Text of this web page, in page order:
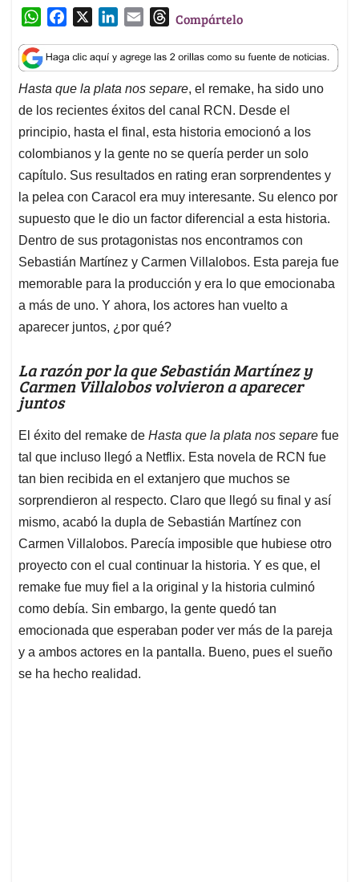
W
a
t
s
A
p
p
c
e
b
o
o
k
n
k
e
d
n
a
i
l
T
r
e
a
d
s
Compártelo
Hasta que la plata nos separe, el remake, ha sido uno
de los recientes éxitos del canal RCN. Desde el
principio, hasta el final, esta historia emocionó a los
colombianos y la gente no se quería perder un solo
capítulo. Sus resultados en rating eran sorprendentes y
la pelea con Caracol era muy interesante. Su elenco por
supuesto que le dio un factor diferencial a esta historia.
Dentro de sus protagonistas nos encontramos con
Sebastián Martínez y Carmen Villalobos. Esta pareja fue
memorable para la producción y era lo que emocionaba
a más de uno. Y ahora, los actores han vuelto a
aparecer juntos, ¿por qué?
La razón por la que Sebastián Martínez y
Carmen Villalobos volvieron a aparecer
juntos
El éxito del remake de Hasta que la plata nos separe fue
tal que incluso llegó a Netflix. Esta novela de RCN fue
tan bien recibida en el extanjero que muchos se
sorprendieron al respecto. Claro que llegó su final y así
mismo, acabó la dupla de Sebastián Martínez con
Carmen Villalobos. Parecía imposible que hubiese otro
proyecto con el cual continuar la historia. Y es que, el
remake fue muy fiel a la original y la historia culminó
como debía. Sin embargo, la gente quedó tan
emocionada que esperaban poder ver más de la pareja
y a ambos actores en la pantalla. Bueno, pues el sueño
se ha hecho realidad.